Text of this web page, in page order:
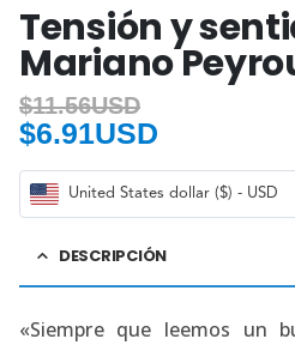
Tensión y
Mariano
$11.56USD
$6.91USD
United States dollar ($) - USD
DESCRIPCIÓN
«Siempre que leemos un